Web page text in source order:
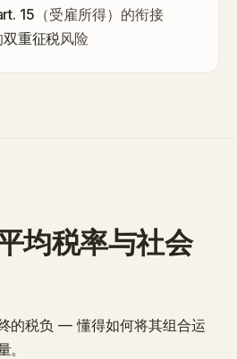
15 （受雇所得）的衔接
双重征税风险
均税率与社会
的税负 — 懂得如何将其组合运
。